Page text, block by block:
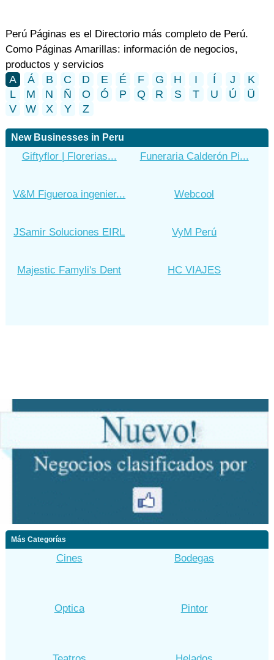
Perú Páginas es el Directorio más completo de Perú.
Como Páginas Amarillas: información de negocios,
productos y servicios
A Á B C D E É F G H I Í J
K
L
M N Ñ O Ó P Q R S T U Ú
Ü
V
W X Y Z
New Businesses in Peru
Giftyflor | Florerias...
V&M Figueroa ingenier...
JSamir Soluciones EIRL
Majestic Famyli's Dent
Funeraria Calderón Pi...
Webcool
VyM Perú
HC VIAJES
Más Categorías
Cines Bodegas
Optica Pintor